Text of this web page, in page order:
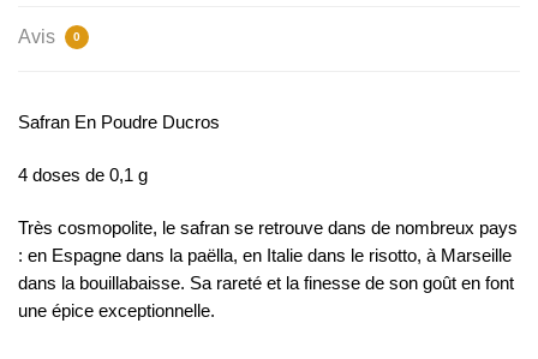
Avis 0
Safran En Poudre Ducros
4 doses de 0,1 g
Très cosmopolite, le safran se retrouve dans de nombreux pays
: en Espagne dans la paëlla, en Italie dans le risotto, à Marseille
dans la bouillabaisse. Sa rareté et la finesse de son goût en font
une épice exceptionnelle.